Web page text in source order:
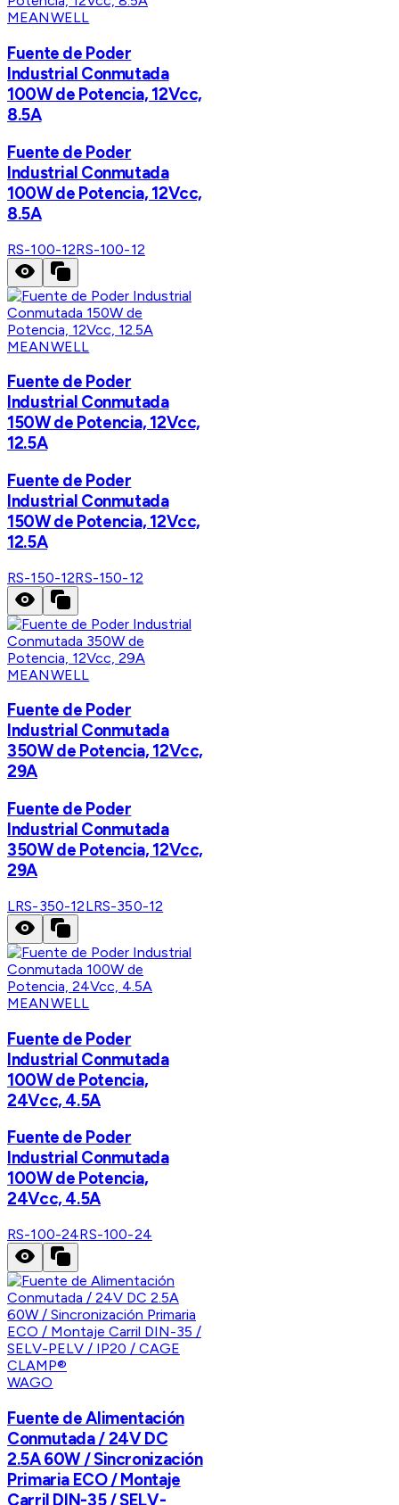
MEANWELL
Fuente de Poder
Industrial Conmutada
100W de Potencia, 12Vcc,
8.5A
Fuente de Poder
Industrial Conmutada
100W de Potencia, 12Vcc,
8.5A
RS-100-12RS-100-12
MEANWELL
Fuente de Poder
Industrial Conmutada
150W de Potencia, 12Vcc,
12.5A
Fuente de Poder
Industrial Conmutada
150W de Potencia, 12Vcc,
12.5A
RS-150-12RS-150-12
MEANWELL
Fuente de Poder
Industrial Conmutada
350W de Potencia, 12Vcc,
29A
Fuente de Poder
Industrial Conmutada
350W de Potencia, 12Vcc,
29A
LRS-350-12LRS-350-12
MEANWELL
Fuente de Poder
Industrial Conmutada
100W de Potencia,
24Vcc, 4.5A
Fuente de Poder
Industrial Conmutada
100W de Potencia,
24Vcc, 4.5A
RS-100-24RS-100-24
WAGO
Fuente de Alimentación
Conmutada / 24V DC
2.5A 60W / Sincronización
Primaria ECO / Montaje
Carril DIN-35 / SELV-